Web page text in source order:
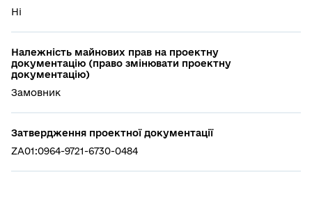
Ні
Належність майнових прав на проектну
документацію (право змінювати проектну
документацію)
Замовник
Затвердження проектної документації
ZA01:0964-9721-6730-0484